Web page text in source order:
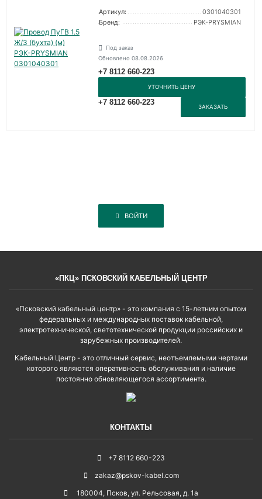
Артикул:
0301040301
Бренд:
РЭК-PRYSMIAN
Под заказ
Обновлено 08.08.2026
+7 8112 660-223
УТОЧНИТЬ ЦЕНУ
+7 8112 660-223
ЗАКАЗАТЬ
ВОЙТИ
«ПКЦ» ПСКОВСКИЙ КАБЕЛЬНЫЙ ЦЕНТР
«Псковский кабельный центр» - это компания с 15-летним опытом
федеральных и международных поставок кабельной,
электротехнической, светотехнической продукции российских и
зарубежных производителей.
Кабельный Центр - это отличный сервис, неотъемлемыми чертами
которого являются оперативность обслуживания и наличие
постоянно обновляющегося ассортимента.
КОНТАКТЫ
+7 8112 660-223
zakaz@pskov-kabel.com
180004, Псков, ул. Рельсовая, д. 1а